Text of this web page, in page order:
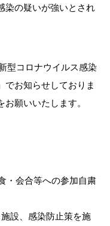
染の疑いが強いとされ
型コロナウイルス感染
でお知らせしておりま
願いいたします。
・会合等への参加自粛
設、感染防止策を施